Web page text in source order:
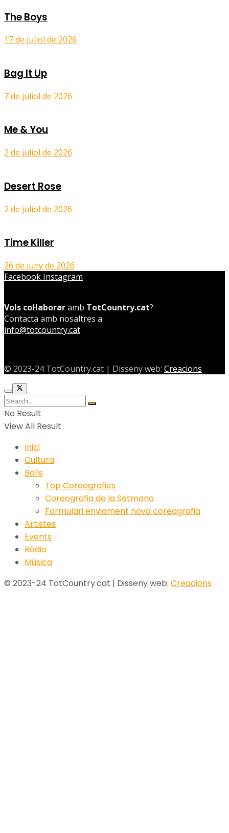
The Boys
17 de juliol de 2026
Bag It Up
7 de juliol de 2026
Me & You
2 de juliol de 2026
Desert Rose
2 de juliol de 2026
Time Killer
26 de juny de 2026
Facebook Instagram
Vols col·laboraramb TotCountry.cat?
Contacta amb nosaltres a
info@totcountry.cat
© 2023-24 TotCountry.cat | Disseny web: Creacions
No Result
View All Result
Inici
Cultura
Balls
Top Coreografies
Coreografia de la Setmana
Formulari enviament nova coreografia
Artistes
Events
Ràdio
Música
© 2023-24 TotCountry.cat | Disseny web: Creacions